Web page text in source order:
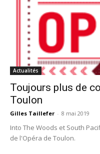
Actualités
Toujours plus de
Toulon
Gilles Taillefer - 8 mai 2019
Into The Woods et South
de l'Opéra de Toulon.